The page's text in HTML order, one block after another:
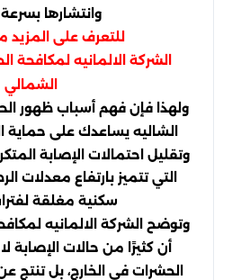
وانتشارها بسرعة
للتعرف على المزيد
الشركة الالمانيه لمكافحة
الشمالي
ولهذا فإن فهم أسباب ظهور
الشاليه يساعدك على
وتقليل احتمالات الإصابة
التي تتميز بارتفاع معدلات
سكنية مغلقة
وتوضح الشركة الالمانيه
أن كثيرًا من حالات الإصابة
الحشرات في الخارج، بل تنتج